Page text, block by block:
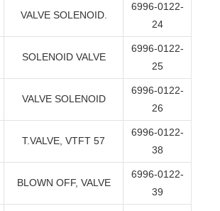
VALVE SOLENOID.
6996-0122-
24
SOLENOID VALVE
6996-0122-
25
VALVE SOLENOID
6996-0122-
26
T.VALVE, VTFT 57
6996-0122-
38
BLOWN OFF, VALVE
6996-0122-
39